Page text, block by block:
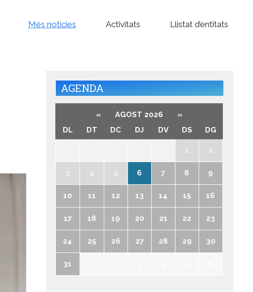
Més notícies Activitats Llistat d’entitats
AGENDA
« AGOST 2026
»
DL
DT DC DJ DV DS DG
1 2
3 4 5 6 7 8 9
10 11 12 13 14 15 16
17 18 19 20 21 22 23
24 25 26 27 28 29 30
31